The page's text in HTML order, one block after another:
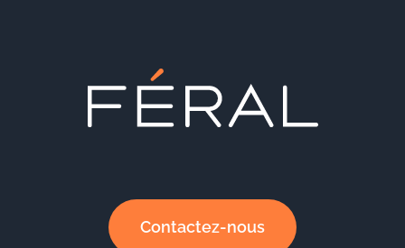
Contactez-nous